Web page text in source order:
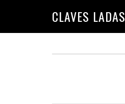
CLAVES LADAS